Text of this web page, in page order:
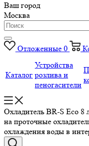
Ваш город
Москва
Отложенные 0
Каталог
Устройства
розлива и
пеногасители
Охладитель BR-S Есо
на проточные
охлаждения воды в